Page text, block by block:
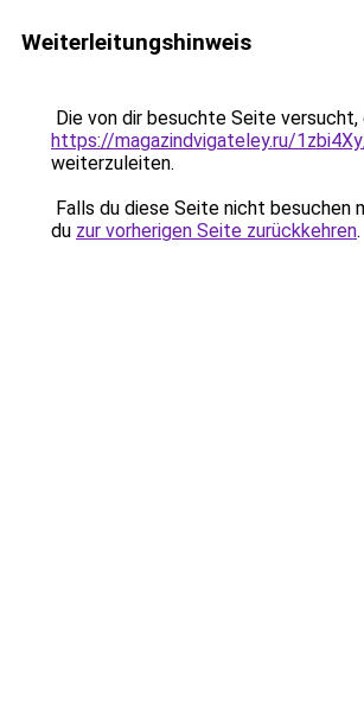
Weiterleitungshinweis
Die von dir besuchte Seite versucht,
https://magazindvigateley.ru/
weiterzuleiten.
Falls du diese Seite nicht besuchen
du zur vorherigen Seite zurückkehren.